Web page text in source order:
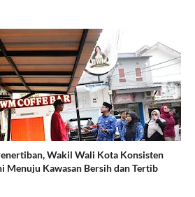
Wakil Wali Kota Konsisten
Menuju Kawasan Bersih dan Tertib